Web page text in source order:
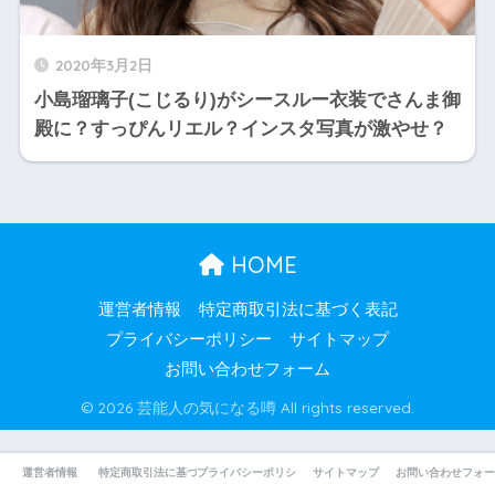
2020年3月2日
小島瑠璃子(こじるり)がシースルー衣装でさんま御
殿に？すっぴんリエル？インスタ写真が激やせ？
HOME
運営者情報
特定商取引法に基づく表記
プライバシーポリシー
サイトマップ
お問い合わせフォーム
© 2026 芸能人の気になる噂 All rights reserved.
運営者情報 特定商取引法に基づく表記プライバシーポリシー サイトマップ お問い合わせフォ